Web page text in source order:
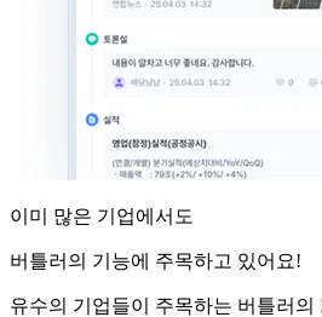
이미 많은 기업에서도
버틀러의 기능에 주목하고 있어요!
유수의 기업들이 주목하는 버틀러